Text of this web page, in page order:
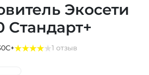
Экосети
Стандарт+
1 отзыв